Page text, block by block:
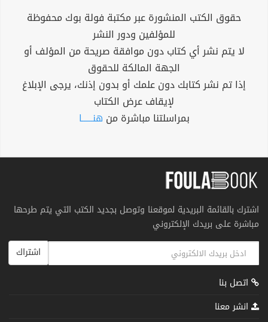
حقوق الكتب المنشورة عبر مكتبة فولة بوك محفوظة
للمؤلفين ودور النشر
لا يتم نشر أي كتاب دون موافقة صريحة من المؤلف أو
الجهة المالكة للحقوق
إذا تم نشر كتابك دون علمك أو بدون إذنك، يرجى الإبلاغ
لإيقاف عرض الكتاب
بمراسلتنا مباشرة من هنــــــا
اشترك بالقائمة البريدية لموقعنا وتوصل بجديد الكتب التي يتم طرحها
مباشرة على بريدك الإلكتروني
اشتراك
اتصل بنا
انشر معنا